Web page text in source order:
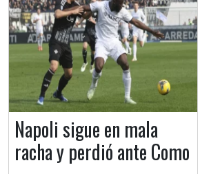
Napoli sigue en mala
racha y perdió ante Como